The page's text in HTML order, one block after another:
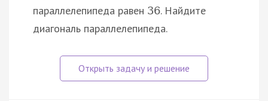
параллелепипеда равен 36. Найдите
диагональ параллелепипеда.